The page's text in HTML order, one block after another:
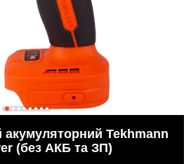
акумуляторний Tekhmann
(без АКБ та ЗП)